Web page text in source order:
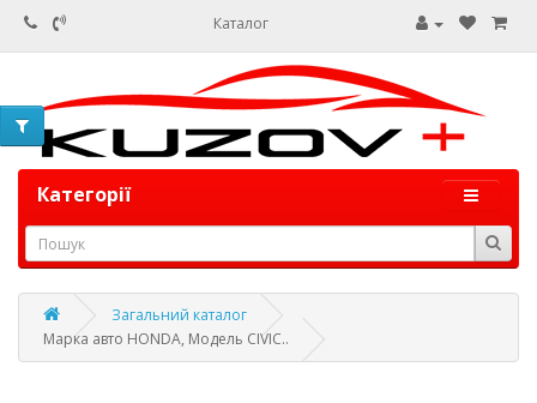
Каталог
Категорії
Загальний каталог
Марка авто HONDA, Модель CIVIC..